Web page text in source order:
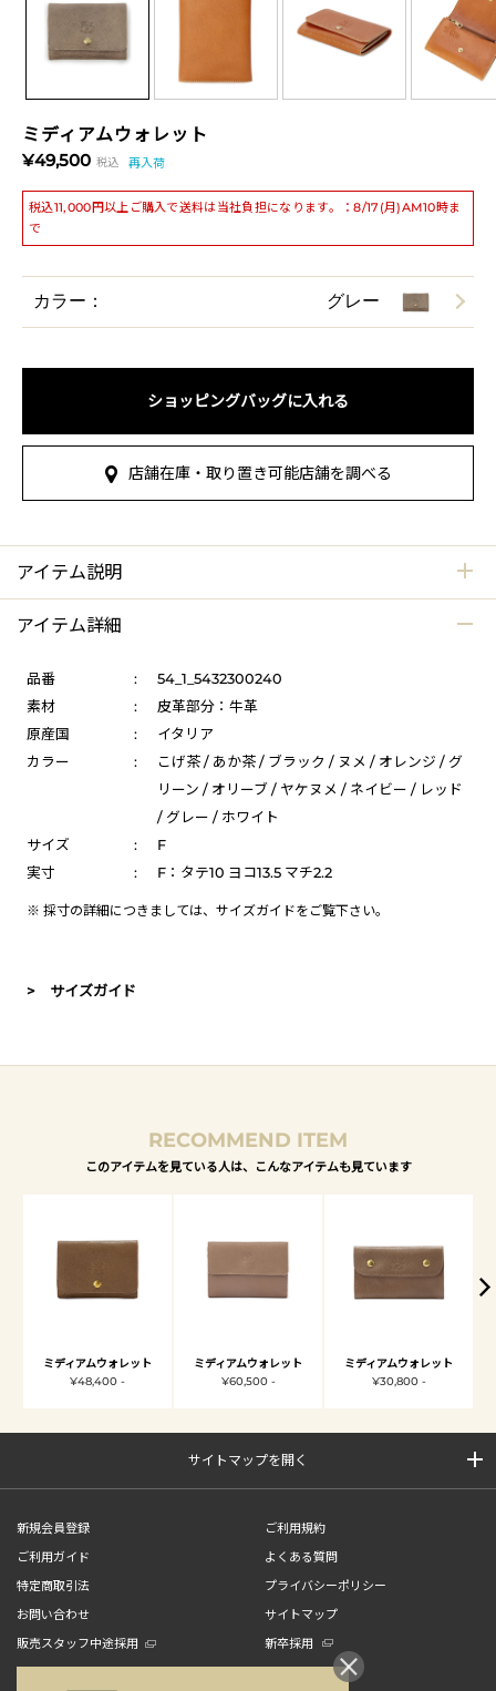
ミディアムウォレット
¥49,500 税込 再入荷
税込11,000円以上ご購入で送料は当社負担になります。：8/17(月)AM10時ま
で
カラー： グレー
ショッピングバッグに入れる
店舗在庫・取り置き可能店舗を調べる
アイテム説明
アイテム詳細
品番 :
54_1_5432300240
素材
:
皮革部分：牛革
原産国
:
イタリア
カラー
:
こげ茶 / あか茶 / ブラック / ヌメ / オレンジ / グ
リーン / オリーブ / ヤケヌメ / ネイビー / レッド
/ グレー / ホワイト
サイズ
:
F
実寸
: F：タテ10 ヨコ13.5 マチ2.2
※ 採寸の詳細につきましては、 サイズガイドをご覧下さい。
> サイズガイド
RECOMMEND ITEM
このアイテムを見ている人は、こんなアイテムも見ています
ミディアムウォレット
¥48,400 -
ミディアムウォレット
¥60,500 -
ミディアムウォレット
¥30,800 -
サイトマップを開く
新規会員登録
ご利用規約
ご利用ガイド
よくある質問
特定商取引法
プライバシーポリシー
お問い合わせ
サイトマップ
販売スタッフ中途採用
新卒採用